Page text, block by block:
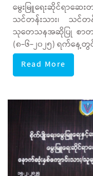
မွေးမြူရေးဆိုင်ရာဆေး
သင်တန်းသား၊ သင်တ
သုတေသနအဆိုပြု စာတ
(၈-၆-၂၀၂၅) ရက်နေ့တွ
Read More